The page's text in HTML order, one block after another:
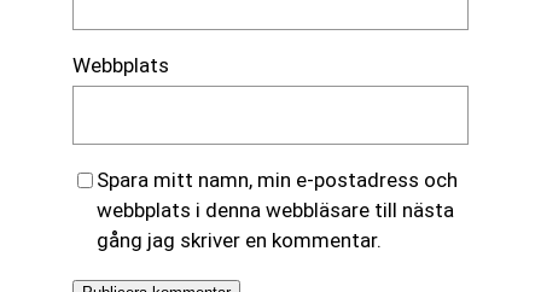
Webbplats
Spara mitt namn, min e-postadress och
webbplats i denna webbläsare till nästa
gång jag skriver en kommentar.